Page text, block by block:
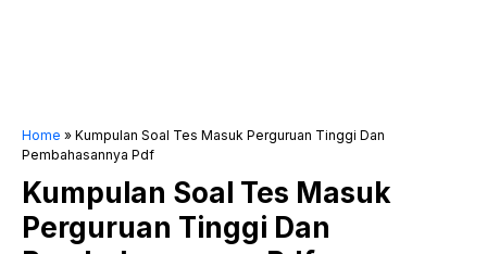
Home » Kumpulan Soal Tes Masuk Perguruan Tinggi Dan
Pembahasannya Pdf
Kumpulan Soal Tes Masuk
Perguruan Tinggi Dan